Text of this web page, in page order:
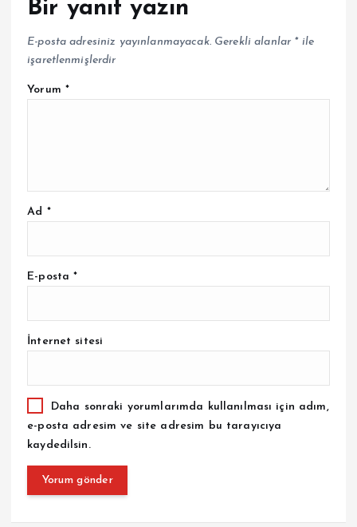
Bir yanıt yazın
E-posta adresiniz yayınlanmayacak. Gerekli alanlar *ile
işaretlenmişlerdir
Yorum *
Ad *
E-posta*
İnternet sitesi
Daha sonraki yorumlarımda kullanılması için adım,
e-posta adresim ve site adresim bu tarayıcıya
kaydedilsin.